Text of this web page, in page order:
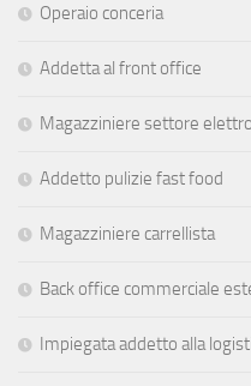
Operaio conceria
Addetta al front office
Magazziniere settore
Addetto pulizie fast food
Magazziniere carrellista
Back office commerciale
Impiegata addetto alla